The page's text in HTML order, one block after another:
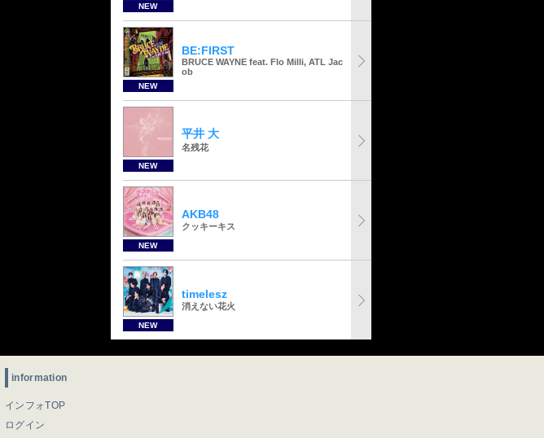
NEW
NEW
BE:FIRST
BRUCE WAYNE feat. Flo Milli, ATL Jac
ob
NEW
平井 大
名残花
NEW
AKB48
クッキーキス
NEW
timelesz
消えない花火
information
インフォTOP
ログイン